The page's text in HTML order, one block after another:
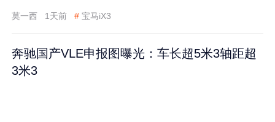
莫一西 1天前 # 宝马iX3
奔驰国产VLE申报图曝光：车长超5米3轴距超
3米3